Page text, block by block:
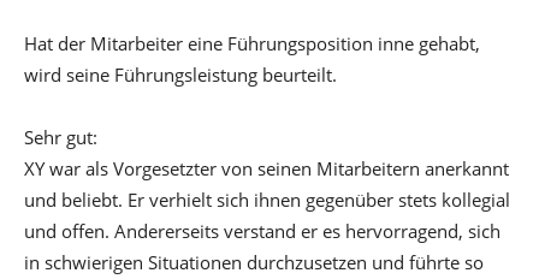
Hat der Mitarbeiter eine Führungsposition inne gehabt,
wird seine Führungsleistung beurteilt.
Sehr gut:
XY war als Vorgesetzter von seinen Mitarbeitern anerkannt
und beliebt. Er verhielt sich ihnen gegenüber stets kollegial
und offen. Andererseits verstand er es hervorragend, sich
in schwierigen Situationen durchzusetzen und führte so